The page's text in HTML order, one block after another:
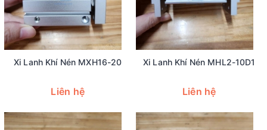
Xi Lanh Khí Nén MXH16-20
Liên hệ
Xi Lanh Khí Nén MHL2-10D1
Liên hệ